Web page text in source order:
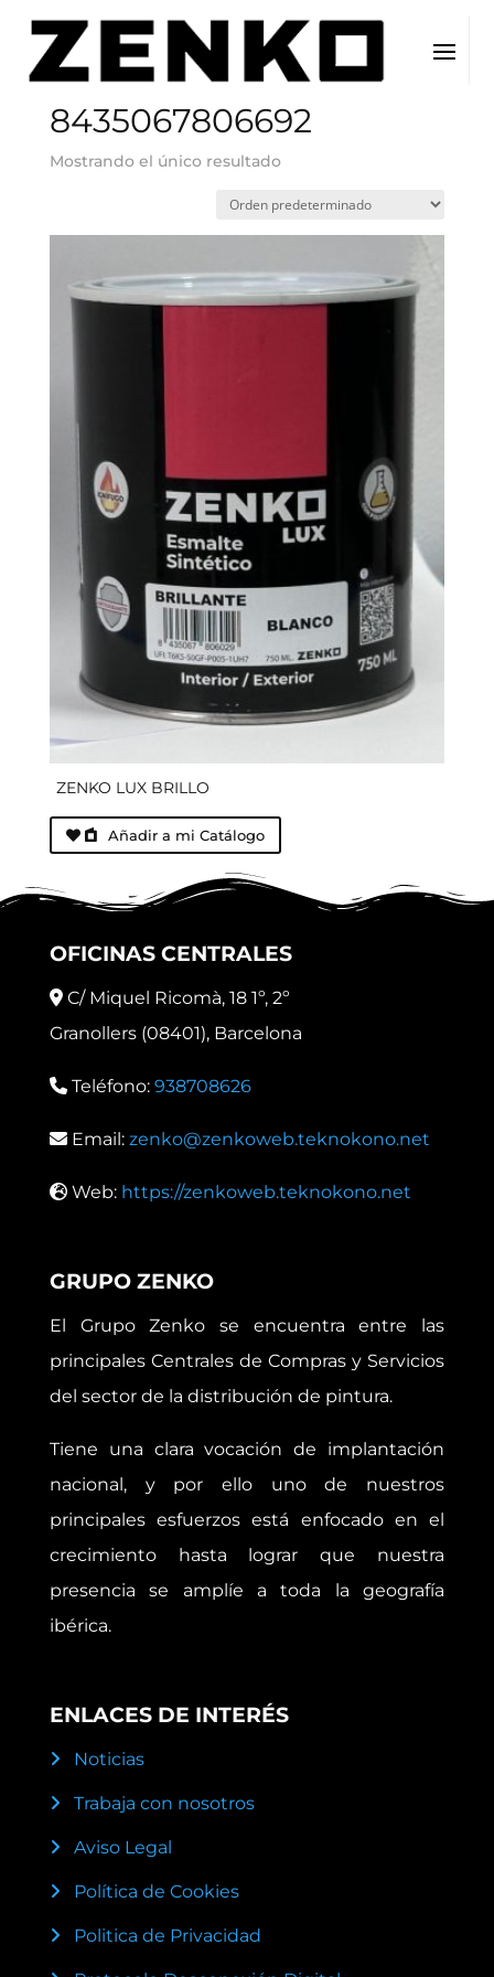
Inicio / EAN del producto / 8435067806692
8435067806692
Mostrando el único resultado
ZENKO LUX BRILLO
Añadir a mi Catálogo
OFICINAS CENTRALES
C/ Miquel Ricomà, 18 1º, 2º
Granollers (08401), Barcelona
Teléfono: 938708626
Email: zenko@zenkoweb.teknokono.net
Web: https://zenkoweb.teknokono.net
GRUPO ZENKO
El Grupo Zenko se encuentra entre las
principales Centrales de Compras y Servicios
del sector de la distribución de pintura.
Tiene una clara vocación de implantación
nacional, y por ello uno de nuestros
principales esfuerzos está enfocado en el
crecimiento hasta lograr que nuestra
presencia se amplíe a toda la geografía
ibérica.
ENLACES DE INTERÉS
Noticias
Trabaja con nosotros
Aviso Legal
Política de Cookies
Politica de Privacidad